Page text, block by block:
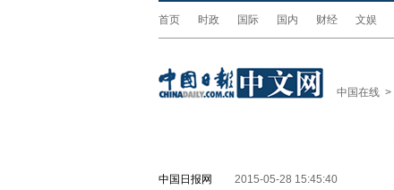
首页 时政 国际 国内 财经 文娱
中国在线 >
中国日报网 2015-05-28 15:45:40